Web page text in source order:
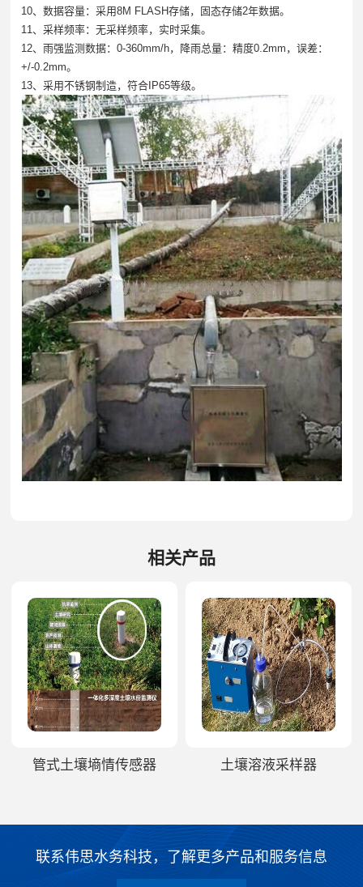
10、数据容量：采用8M FLASH存储，固态存储2年数据。
11、采样频率：无采样频率，实时采集。
12、雨强监测数据：0-360mm/h，降雨总量：精度0.2mm ，误差：
+/-0.2mm。
13、采用不锈钢制造，符合 IP65等级。
相关产品
管式土壤墒情传感器 土壤溶液采样器
联系伟思水务科技，了解更多产品和服务信息